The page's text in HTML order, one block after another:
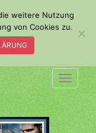
weitere Nutzung
von Cookies zu.